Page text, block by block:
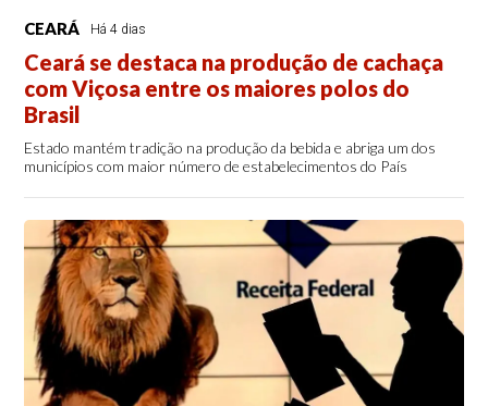
CEARÁ Há 4 dias
Ceará se destaca na produção de cachaça
com Viçosa entre os maiores polos do
Brasil
Estado mantém tradição na produção da bebida e abriga um dos
municípios com maior número de estabelecimentos do País